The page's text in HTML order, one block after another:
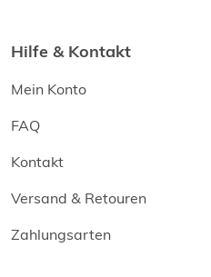
Hilfe & Kontakt
Mein Konto
FAQ
Kontakt
Versand & Retouren
Zahlungsarten